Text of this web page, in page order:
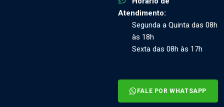
Atendimento:
Segunda a Quinta das 08h
às 18h
Sexta das 08h às 17h
FALE POR WHATSAPP